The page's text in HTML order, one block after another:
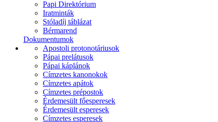
Papi Direktórium
Iratminták
Stóladíj táblázat
Bérmarend
Dokumentumok
Apostoli protonotáriusok
Pápai prelátusok
Pápai káplánok
Címzetes kanonokok
Címzetes apátok
Címzetes prépostok
Érdemesült főesperesek
Érdemesült esperesek
Címzetes esperesek